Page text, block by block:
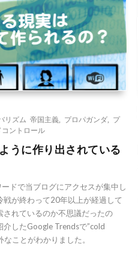
リズム 帝国主義 プロパガンダ
プ
コントロール
うに作り出されている
ドで当ブログにアクセスが集中し
戦が終わって20年以上が経過して
されているのか不思議だったの
したGoogle Trendsで”cold
ことがわかりました。